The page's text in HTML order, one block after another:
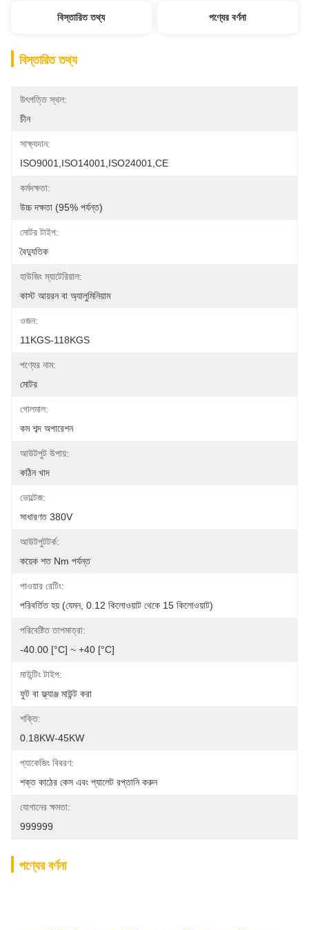
বিস্তারিত তথ্য পণ্যের বর্ণনা
বিস্তারিত তথ্য
উৎপত্তি স্থল:
চীন
সাক্ষ্যদান:
ISO9001,ISO14001,ISO24001,CE
কর্মদক্ষতা:
উচ্চ দক্ষতা (95% পর্যন্ত)
মোটর টাইপ:
বৈদ্যুতিক
হাউজিং ম্যাটেরিয়াল:
কাস্ট আয়রন বা অ্যালুমিনিয়াম
ওজন:
11KGS-118KGS
পণ্যের নাম:
মোটর
গোলমাল:
কম শব্দ অপারেশন
আউটপুট উপায়:
কঠিন খাদ
ভোল্টেজ:
সাধারণত 380V
আউটপুটটর্ক:
কয়েক শত Nm পর্যন্ত
পাওয়ার রেটিং:
পরিবর্তিত হয় (যেমন, 0.12 কিলোওয়াট থেকে 15 কিলোওয়াট)
পরিবেষ্টিত তাপমাত্রা:
-40.00 [°C] ~ +40 [°C]
মাউন্টিং টাইপ:
ফুট বা ফ্ল্যাঞ্জ মাউন্ট করা
শক্তি:
0.18KW-45KW
প্যাকেজিং বিবরণ:
শক্ত কাঠের কেস এবং প্যালেট রপ্তানি করুন
যোগানের ক্ষমতা:
999999
পণ্যের বর্ণনা